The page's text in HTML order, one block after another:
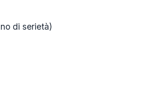
di serietà)